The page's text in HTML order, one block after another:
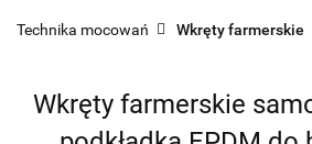
Technika mocowań Wkręty farmerskie
Wkręty farmerskie